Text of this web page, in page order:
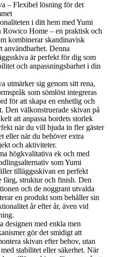
– Flexibel lösning för det
i ditt hem med Yumi
Rowico Home – en praktisk och
kombinerar skandinavisk
användbarhet. Denna
är perfekt för dig som
och anpassningsbarhet i din
utmärker sig genom sitt rena,
som sömlöst integreras
för att skapa en enhetlig och
Den välkonstruerade skivan på
att anpassa bordets storlek
när du vill bjuda in fler gäster
eller när du behöver extra
och aktiviteter.
högkvalitativa ek och med
som Yumi
tilläggsskivan en perfekt
färg, struktur och finish. Den
och de noggrant utvalda
en produkt som behåller sin
år efter år, även vid
designen med enkla men
gör det smidigt att
skivan efter behov, utan
stabilitet eller säkerhet. När